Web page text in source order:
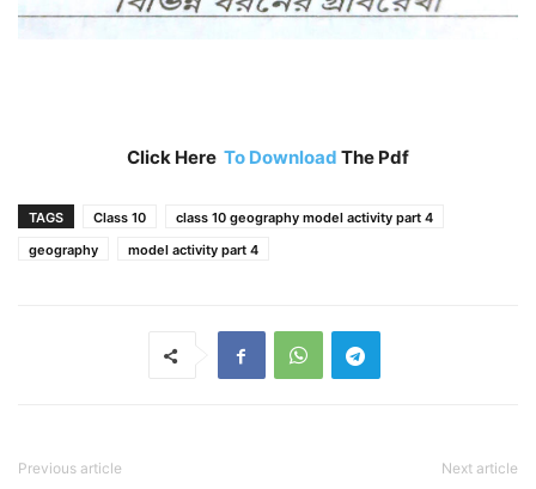
Click Here To Download The Pdf
TAGS Class 10
class 10 geography model activity part 4
geography
model activity part 4
Previous article Next article